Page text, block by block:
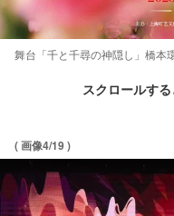
舞台「千と千尋の神隠し」橋本
スクロールす
( 画像4/19 )